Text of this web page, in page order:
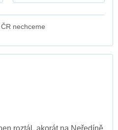
nechceme
roztál, akorát na Neředíně